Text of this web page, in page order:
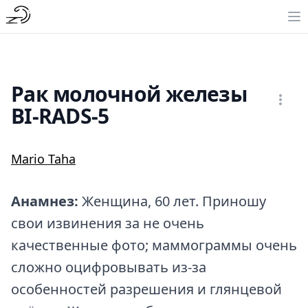
Рак молочной железы
BI-RADS-5
Mario Taha
Анамнез: Женщина, 60 лет. Приношу
свои извинения за не очень
качественные фото; маммограммы очень
сложно оцифровывать из-за
особенностей разрешения и глянцевой